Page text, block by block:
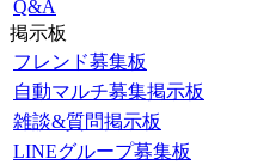
Q&A
掲示板
フレンド募集板
自動マルチ募集掲示板
雑談&質問掲示板
LINEグループ募集板